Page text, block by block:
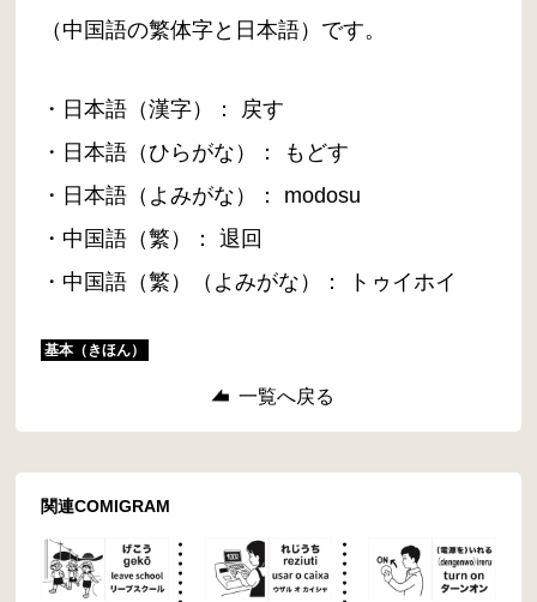
（中国語の繁体字と日本語）です。
・日本語（漢字）： 戻す
・日本語（ひらがな）： もどす
・日本語（よみがな）： modosu
・中国語（繁）： 退回
・中国語（繁）（よみがな）： トゥイホイ
基本（きほん）
一覧へ戻る
関連COMIGRAM